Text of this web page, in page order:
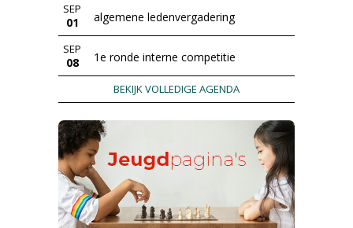
SEP
01 algemene ledenvergadering
SEP
08 1e ronde interne competitie
BEKIJK VOLLEDIGE AGENDA